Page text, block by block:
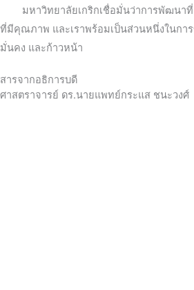
มหาวิทยาลัยเกริกเชื่อมั่นว่าการพัฒนาที่
ที่มีคุณภาพ และเราพร้อมเป็นส่วนหนึ่งในกา
มั่นคง และก้าวหน้า
สารจากอธิการบดี
ศาสตราจารย์ ดร.นายแพทย์กระแส ชนะวงศ์